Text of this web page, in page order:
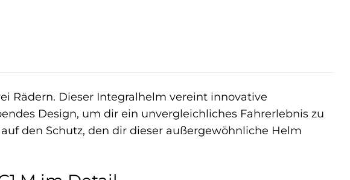
Rädern. Dieser Integralhelm vereint innovative
Design, um dir ein unvergleichliches Fahrerlebnis zu
den Schutz, den dir dieser außergewöhnliche Helm